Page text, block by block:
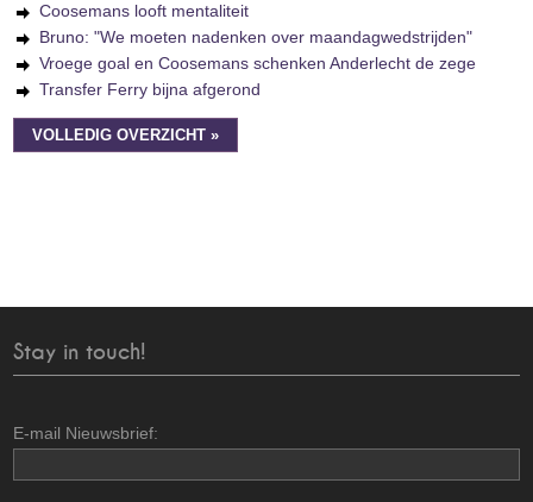
Coosemans looft mentaliteit
Bruno: "We moeten nadenken over maandagwedstrijden"
Vroege goal en Coosemans schenken Anderlecht de zege
Transfer Ferry bijna afgerond
VOLLEDIG OVERZICHT »
Stay in touch!
E-mail Nieuwsbrief: